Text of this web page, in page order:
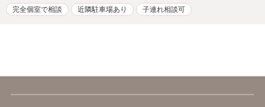
完全個室で相談 近隣駐車場あり 子連れ相談可